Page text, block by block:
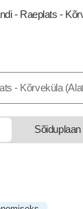
- Raeplats -
- Kõrveküla
Sõiduplaan